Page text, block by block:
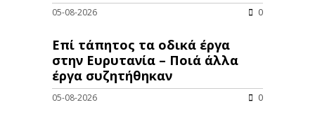
05-08-2026 0
Επί τάπητος τα οδικά έργα
στην Ευρυτανία – Ποιά άλλα
έργα συζητήθηκαν
05-08-2026 0